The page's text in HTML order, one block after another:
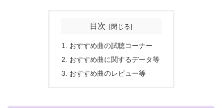
目次
おすすめ曲の試聴コーナー
おすすめ曲に関するデータ等
おすすめ曲のレビュー等